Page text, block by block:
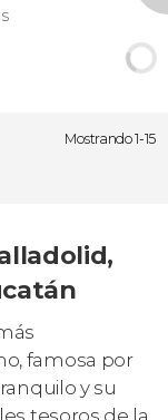
Mostrando 1-15
famosa por
y su